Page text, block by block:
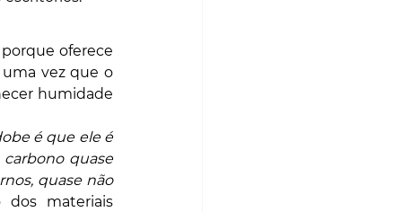
oferece
vez que o
humidade
é que ele é
quase
quase não
dos materiais